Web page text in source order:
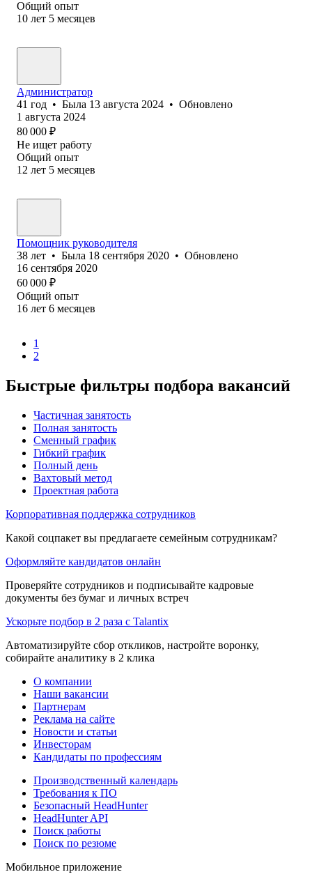
Общий опыт
10 лет 5 месяцев
Администратор
41 год • Была 13 августа 2024 • Обновлено
1 августа 2024
80 000 ₽
Не ищет работу
Общий опыт
12 лет 5 месяцев
Помощник руководителя
38 лет • Была 18 сентября 2020 • Обновлено
16 сентября 2020
60 000 ₽
Общий опыт
16 лет 6 месяцев
1
2
Быстрые фильтры подбора вакансий
Частичная занятость
Полная занятость
Сменный график
Гибкий график
Полный день
Вахтовый метод
Проектная работа
Корпоративная поддержка сотрудников
Какой соцпакет вы предлагаете семейным сотрудникам?
Оформляйте кандидатов онлайн
Проверяйте сотрудников и подписывайте кадровые
документы без бумаг и личных встреч
Ускорьте подбор в 2 раза с Talantix
Автоматизируйте сбор откликов, настройте воронку,
собирайте аналитику в 2 клика
О компании
Наши вакансии
Партнерам
Реклама на сайте
Новости и статьи
Инвесторам
Кандидаты по профессиям
Производственный календарь
Требования к ПО
Безопасный HeadHunter
HeadHunter API
Поиск работы
Поиск по резюме
Мобильное приложение